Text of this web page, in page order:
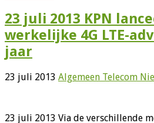
23 juli 2013 KPN
werkelijke 4G LTE-
jaar
23 juli 2013 Algemeen Telecom
23 juli 2013 Via de verschillende